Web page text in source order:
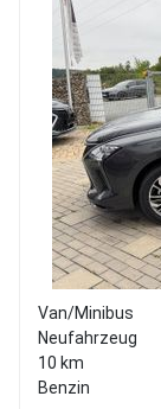
Van/Minibus
Neufahrzeug
10 km
Benzin